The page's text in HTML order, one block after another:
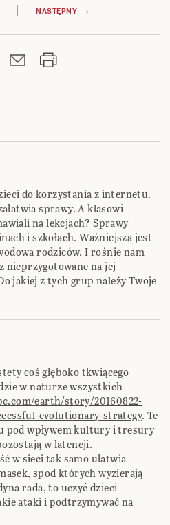
| NASTĘPNY →
do korzystania z internetu.
sprawy. A klasowi
na lekcjach? Sprawy
i szkołach. Ważniejsza jest
rodziców. I rośnie nam
nieprzygotowane na jej
jakiej z tych grup należy Twoje
coś głęboko tkwiącego
w naturze wszystkich
earth/story/20160822-
evolutionary-strategy. Te
pod wpływem kultury i tresury
w latencji.
w sieci tak samo ułatwia
spod których wyzierają
rada, to uczyć dzieci
ataki i podtrzymywać na